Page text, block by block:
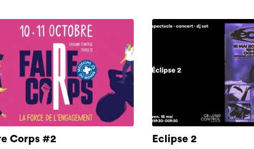
Corps #2 Eclipse 2